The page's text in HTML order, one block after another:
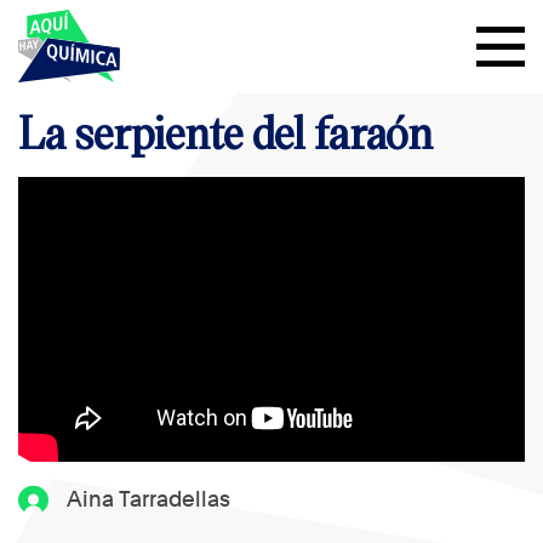
Aina Tarradellas
La serpiente del faraón